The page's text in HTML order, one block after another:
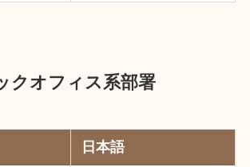
クオフィス系部署
日本語